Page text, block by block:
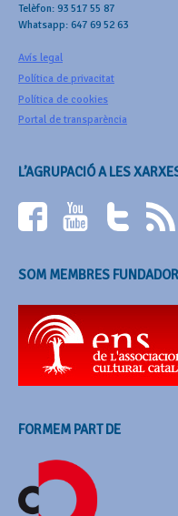
Telèfon: 93 517 55 87
Whatsapp: 647 69 52 63
Avís legal
Política de privacitat
Política de cookies
Portal de transparència
L’AGRUPACIÓ A LES
SOM MEMBRES
FORMEM PART DE